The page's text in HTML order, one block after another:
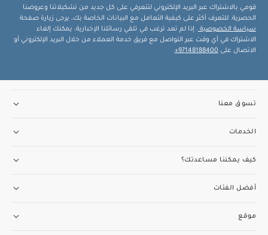
قومي بالاشتراك عبر البريد الإلكتروني لتتعرفي على كل جديد من تشكيلاتنا وعروضنا
الحصرية. للتعرف أكثر على كيفية التعامل مع البيانات الخاصة بك، يرجى زيارة صفحة
سياسة الخصوصية . إذا لم تعد ترغب في تلقي رسائلنا الإخبارية، يمكنك إلغاء
الاشتراك في أي وقت عبر التواصل مع فريق خدمة العملاء من خلال البريد الإلكتروني أو
الاتصال على 97148188400+
.
تسوق معنا
الخدمات
كيف يمكننا مساعدتك؟
أفضل الفئات
موقع